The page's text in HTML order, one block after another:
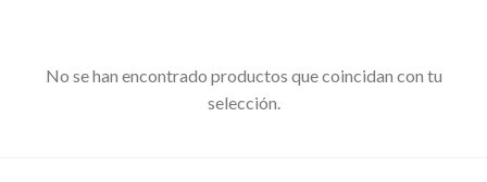
No se han encontrado productos que coincidan con tu
selección.